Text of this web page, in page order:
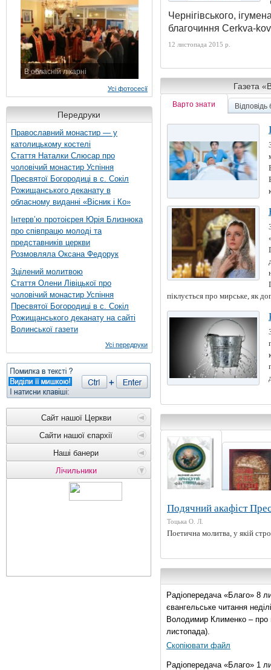
В обласній лікарні
Усі фотосесії
Передруки
Православний монастир — у
католицькому костелі
Стаття Наталки Слюсар про
чоловічий монастир Успіння
Пресвятої Богородиці в с. Сокіл
Рожищанського деканату в
обласному виданні «Вісник і Ко»
Інтерв’ю протоієрея Юрія Близнюка
про співпрацю молоді та
представників церкви
Розмовляла Оксана Федорук
Зцілений молитвою
Стаття Олени Лівіцької про
чоловічий монастир Успіння
Пресвятої Богородиці в с. Сокіл
Рожищанського деканату на сайті
Волинської газети
Усі передруки
Сайт нашої Церкви
Сайти нашої єпархії
Наші банери
Лічильники
Чернігівського,
благочиння Сerkva-
12 листопада 2015 р.
Газета
Варто знати
пiклується про мирське, як
Подячний акафіст
Тоцька О. Л.
Поетична молитва, у якій
Радіопередача «Благо» 8
євангельське читання
Володимир Клименко – про
листопада).
Скопіювати файл
Радіопередача «Благо» 1